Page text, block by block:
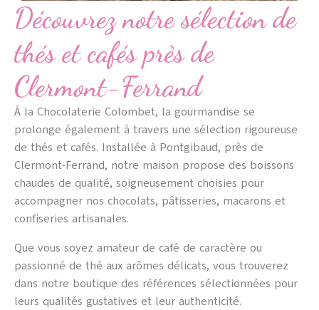
Découvrez notre sélection de
thés et cafés près de
Clermont-Ferrand
À la Chocolaterie Colombet, la gourmandise se
prolonge également à travers une sélection rigoureuse
de thés et cafés. Installée à Pontgibaud, près de
Clermont-Ferrand, notre maison propose des boissons
chaudes de qualité, soigneusement choisies pour
accompagner nos chocolats, pâtisseries, macarons et
confiseries artisanales.
Que vous soyez amateur de café de caractère ou
passionné de thé aux arômes délicats, vous trouverez
dans notre boutique des références sélectionnées pour
leurs qualités gustatives et leur authenticité.